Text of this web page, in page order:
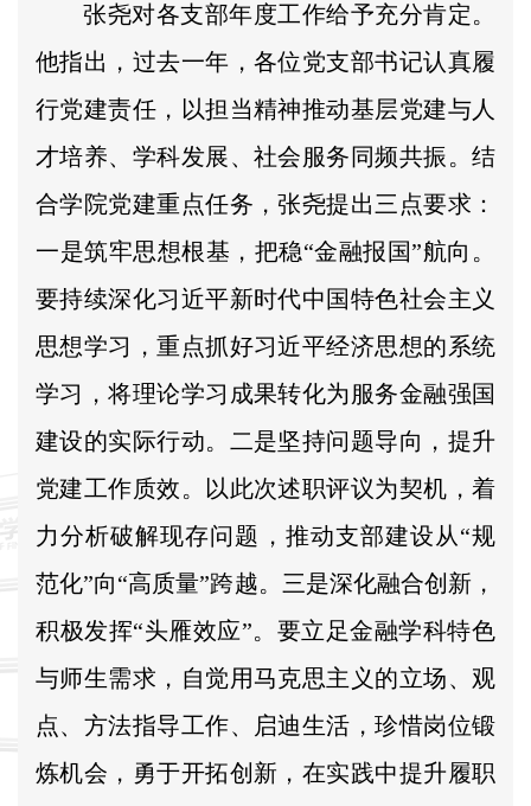
张尧对各支部年度工作给予充分肯定。
他指出，过去一年，各位党支部书记认真履
行党建责任，以担当精神推动基层党建与人
才培养、学科发展、社会服务同频共振。结
合学院党建重点任务，张尧提出三点要求：
一是筑牢思想根基，把稳“金融报国”航向。
要持续深化习近平新时代中国特色社会主义
思想学习，重点抓好习近平经济思想的系统
学习，将理论学习成果转化为服务金融强国
建设的实际行动。二是坚持问题导向，提升
党建工作质效。以此次述职评议为契机，着
力分析破解现存问题，推动支部建设从“规
范化”向“高质量”跨越。三是深化融合创新，
积极发挥“头雁效应”。要立足金融学科特色
与师生需求，自觉用马克思主义的立场、观
点、方法指导工作、启迪生活，珍惜岗位锻
炼机会，勇于开拓创新，在实践中提升履职